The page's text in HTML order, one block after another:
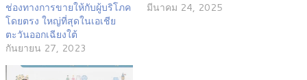
ช่องทางการขายให้กับผู้บริโภค
โดยตรง ใหญ่ที่สุดในเอเชีย
ตะวันออกเฉียงใต้
กันยายน 27, 2023
มีนาคม 24, 2025